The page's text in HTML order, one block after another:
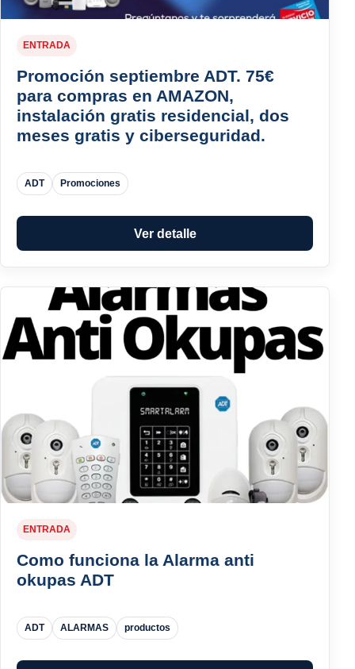
ENTRADA
Promoción septiembre ADT. 75€
para compras en AMAZON,
instalación gratis residencial, dos
meses gratis y ciberseguridad.
ADT Promociones
Ver detalle
ENTRADA
Como funciona la Alarma anti
okupas ADT
ADT ALARMAS productos